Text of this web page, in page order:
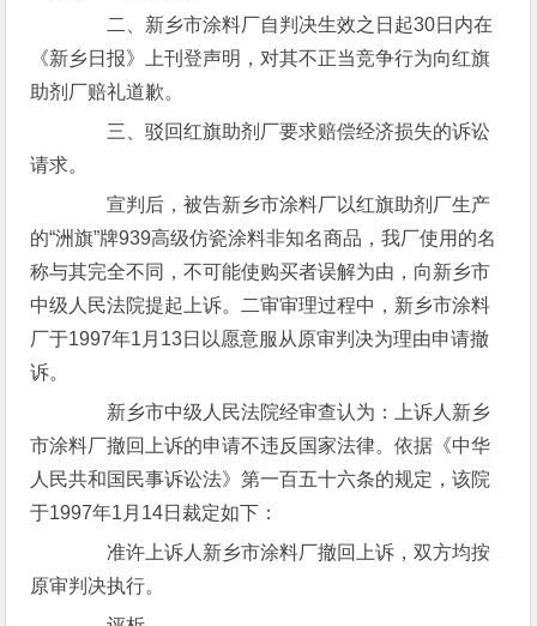
二、新乡市涂料厂自判决生效之日起30日内在
《新乡日报》上刊登声明，对其不正当竞争行为向红旗
助剂厂赔礼道歉。
三、驳回红旗助剂厂要求赔偿经济损失的诉讼
请求。
宣判后，被告新乡市涂料厂以红旗助剂厂生产
的“洲旗”牌939高级仿瓷涂料非知名商品，我厂使用的名
称与其完全不同，不可能使购买者误解为由，向新乡市
中级人民法院提起上诉。二审审理过程中，新乡市涂料
厂于1997年1月13日以愿意服从原审判决为理由申请撤
诉。
新乡市中级人民法院经审查认为：上诉人新乡
市涂料厂撤回上诉的申请不违反国家法律。依据《中华
人民共和国民事诉讼法》第一百五十六条的规定，该院
于1997年1月14日裁定如下：
准许上诉人新乡市涂料厂撤回上诉，双方均按
原审判决执行。